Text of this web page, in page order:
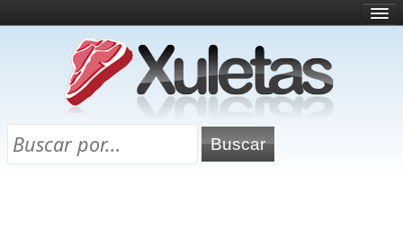
¿Qué es esto?
Directorio
Chuletas para exámenes